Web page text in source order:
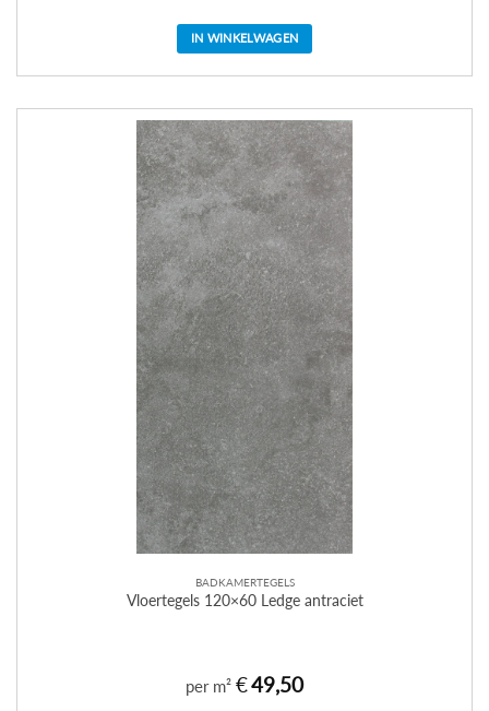
IN WINKELWAGEN
BADKAMERTEGELS
Vloertegels 120×60 Ledge antraciet
per m² €49,50